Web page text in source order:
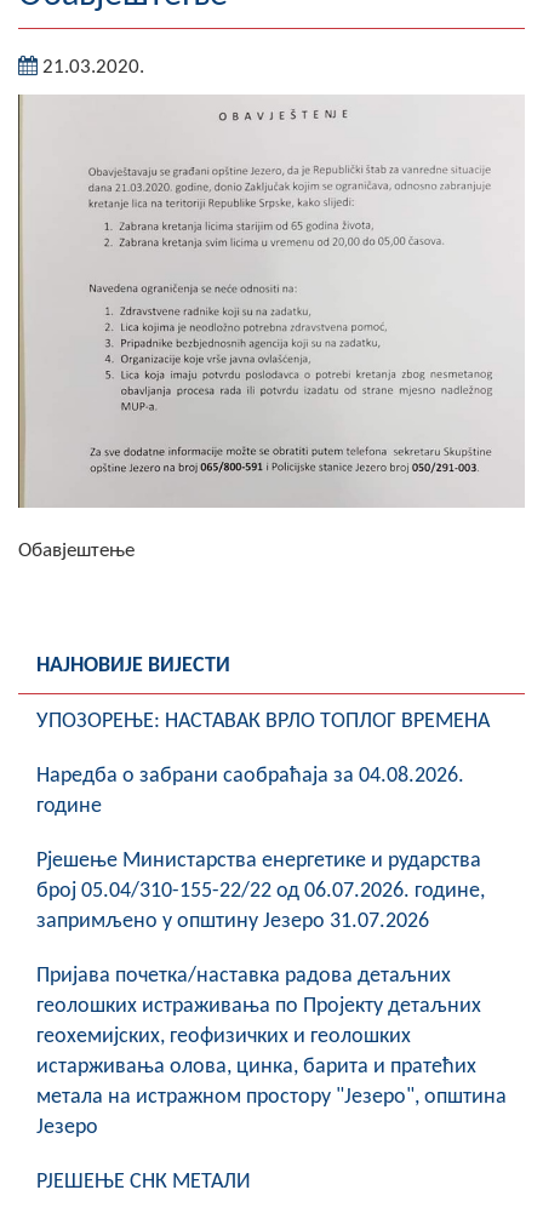
Географија
Насељена мјеста
Фотогалерија
О Начелнику
Замјеник начелника
Извјештај о раду начелника
СКУПШТИНА
Статут Општине
Службени Гласници
ИНФО
Активности
Обавјештења
Заштита од пожара
COVID 19
21.03.2020.
Обавјештење
НАЈНОВИЈЕ ВИЈЕСТИ
УПОЗОРЕЊЕ: НАСТАВАК ВРЛО ТОПЛОГ ВРЕМЕНА
Наредба о забрани саобраћаја за 04.08.2026.
године
Рјешење Министарства енергетике и рударства
број 05.04/310-155-22/22 од 06.07.2026. године,
запримљено у општину Језеро 31.07.2026
Пријава почетка/наставка радова детаљних
геолошких истраживања по Пројекту детаљних
геохемијских, геофизичких и геолошких
истарживања олова, цинка, барита и пратећих
метала на истражном простору "Језеро", општина
Језеро
РЈЕШЕЊЕ СНК МЕТАЛИ